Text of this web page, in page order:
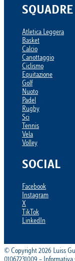
SQUADRE
Atletica Leggera
Basket
Calcio
Canottaggio
Ciclismo
Equitazione
Golf
Nuoto
Padel
Rugby
Sci
Tennis
Vela
Volley
SOCIAL
Facebook
Instagram
X
TikTok
LinkedIn
© Copyright 2026 Luiss